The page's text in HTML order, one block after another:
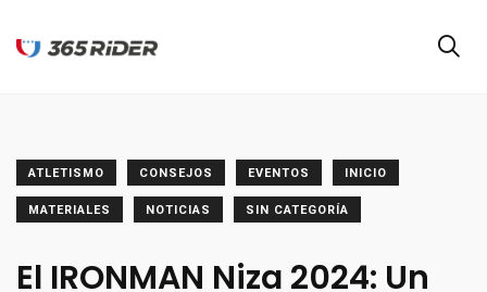
ATLETISMO CONSEJOS EVENTOS INICIO
MATERIALES NOTICIAS SIN CATEGORÍA
El IRONMAN Niza 2024: Un